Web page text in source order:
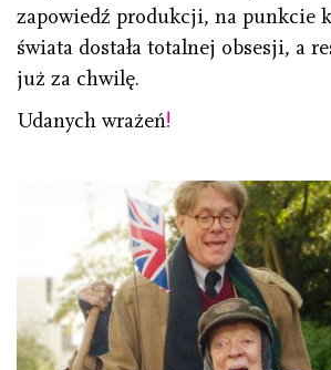
zapowiedź produkcji, na punkcie
świata dostała totalnej obsesji, a
już za chwilę.
Udanych wrażeń!